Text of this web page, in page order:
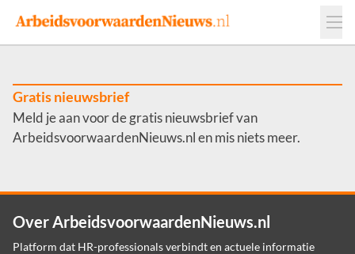
Events
Adverteren
Werkgevers
Contact
Gratis nieuwsbrief
Meld je aan voor de gratis nieuwsbrief van
ArbeidsvoorwaardenNieuws.nl en mis niets meer.
Over ArbeidsvoorwaardenNieuws.nl
Platform dat HR-professionals verbindt en actuele informatie